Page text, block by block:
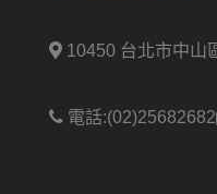
10450 台北市中山
電話:(02)25682682